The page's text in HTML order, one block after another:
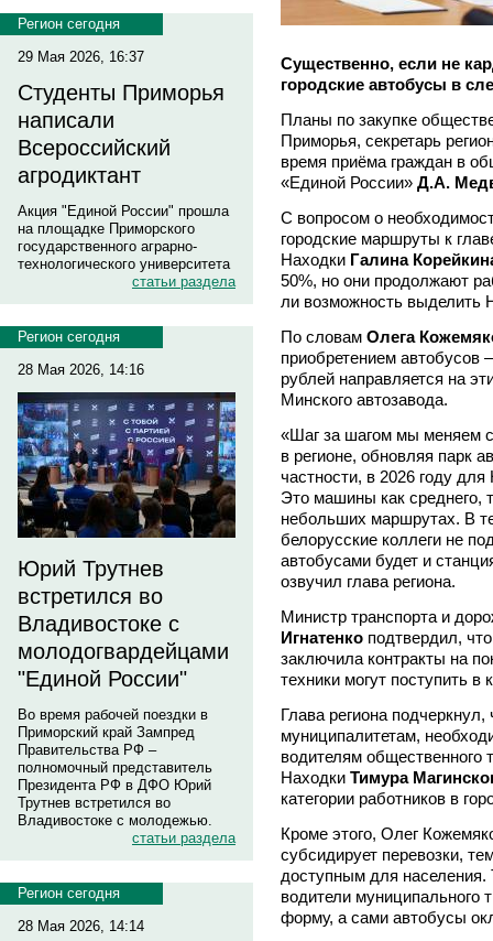
Регион сегодня
29 Мая 2026, 16:37
Студенты Приморья
написали
Всероссийский
агродиктант
Акция "Единой России" прошла
на площадке Приморского
государственного аграрно-
технологического университета
статьи раздела
Регион сегодня
28 Мая 2026, 14:16
Юрий Трутнев
встретился во
Владивостоке с
молодогвардейцами
"Единой России"
Во время рабочей поездки в
Приморский край Зампред
Правительства РФ –
полномочный представитель
Президента РФ в ДФО Юрий
Трутнев встретился во
Владивостоке с молодежью.
статьи раздела
Регион сегодня
28 Мая 2026, 14:14
Существенно, если не
городские автобусы в
Планы по закупке
Приморья, секретарь
время приёма граждан в
«Единой России» Д.А.
С вопросом о
городские маршруты к
Находки Галина
50%, но они продолжают
ли возможность выделить
По словам Олега
приобретением автобусов
рублей направляется на
Минского автозавода.
«Шаг за шагом мы меняем
в регионе, обновляя парк
частности, в 2026 году
Это машины как среднего,
небольших маршрутах. В
белорусские коллеги не
автобусами будет и
озвучил глава региона.
Министр транспорта и
Игнатенко подтвердил,
заключила контракты на
техники могут поступить в
Глава региона
муниципалитетам,
водителям общественного
Находки Тимура
категории работников в
Кроме этого, Олег
субсидирует перевозки,
доступным для
водители муниципального
форму, а сами автобусы